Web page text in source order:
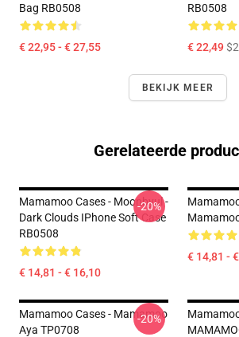
Bag RB0508
€ 22,95 - € 27,55
RB0508
€ 22,49
BEKIJK MEER
Gerelateerde
Mamamoo Cases - Moonbyul -
Dark Clouds IPhone Soft Case
RB0508
€ 14,81 - € 16,10
-20%
€ 14,81 -
Mamamoo Cases - Mamamoo
Aya TP0708
-20%